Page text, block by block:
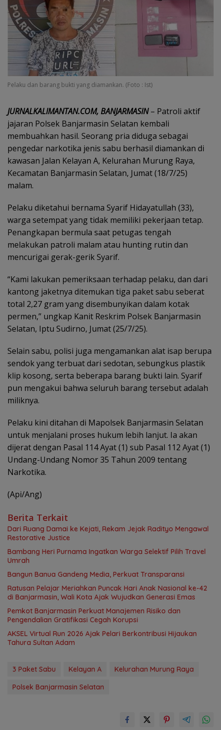
Pelaku dan barang bukti yang diamankan. (Foto : Ist)
JURNALKALIMANTAN.COM, BANJARMASIN– Patroli aktif
jajaran Polsek Banjarmasin Selatan kembali
membuahkan hasil. Seorang pria diduga sebagai
pengedar narkotika jenis sabu berhasil diamankan di
kawasan Jalan Kelayan A, Kelurahan Murung Raya,
Kecamatan Banjarmasin Selatan, Jumat (18/7/25)
malam.
Pelaku diketahui bernama Syarif Hidayatullah (33),
warga setempat yang tidak memiliki pekerjaan tetap.
Penangkapan bermula saat petugas tengah
melakukan patroli malam atau hunting rutin dan
mencurigai gerak-gerik Syarif.
“Kami lakukan pemeriksaan terhadap pelaku, dan dari
kantong jaketnya ditemukan tiga paket sabu seberat
total 2,27 gram yang disembunyikan dalam kotak
permen,” ungkap Kanit Reskrim Polsek Banjarmasin
Selatan, Iptu Sudirno, Jumat (25/7/25).
Selain sabu, polisi juga mengamankan alat isap berupa
sendok yang terbuat dari sedotan, sebungkus plastik
klip kosong, serta beberapa barang bukti lain. Syarif
pun mengakui bahwa seluruh barang tersebut adalah
miliknya.
Pelaku kini ditahan di Mapolsek Banjarmasin Selatan
untuk menjalani proses hukum lebih lanjut. Ia akan
dijerat dengan Pasal 114 Ayat (1) sub Pasal 112 Ayat (1)
Undang-Undang Nomor 35 Tahun 2009 tentang
Narkotika.
(Api/Ang)
Berita Terkait
Dari Ruang Damai ke Kejati, Rekam Jejak Radityo Mengawal
Restorative Justice
Bambang Heri Purnama Ingatkan Warga Selektif Pilih Travel
Umrah
Bangun Banua Gandeng Media, Perkuat Transparansi
Ratusan Pelajar Meriahkan Puncak Hari Anak Nasional ke-42
di Banjarmasin, Wali Kota Ajak Wujudkan Generasi Emas
Pemkot Banjarmasin Perkuat Manajemen Risiko dan
Pengendalian Gratifikasi Cegah Korupsi
AKSEL Virtual Run 2026 Ajak Pelari Berkontribusi Hijaukan
Tahura Sultan Adam
3 Paket Sabu Kelayan A
Kelurahan Murung Raya
Polsek Banjarmasin Selatan